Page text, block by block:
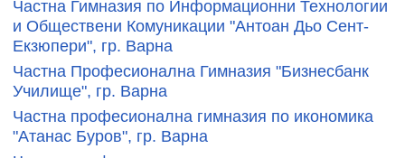
Частна Гимназия по Информационни Технологии
и Обществени Комуникации "Антоан Дьо Сент-
Екзюпери", гр. Варна
Частна Професионална Гимназия "Бизнесбанк
Училище", гр. Варна
Частна професионална гимназия по икономика
"Атанас Буров", гр. Варна